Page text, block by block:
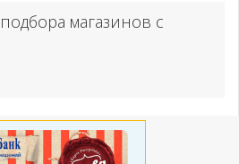
магазинов с